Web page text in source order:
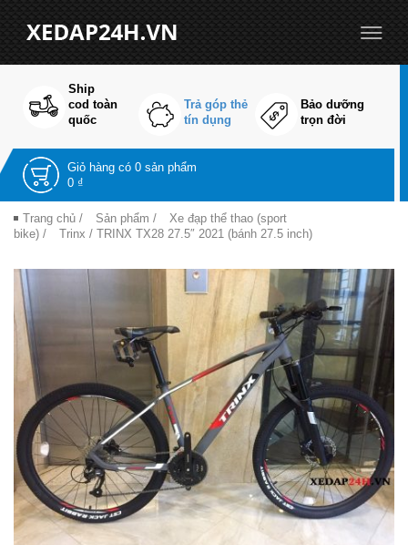
Ship
cod toàn
quốc
Trả góp thẻ
tín dụng
Bảo dưỡng
trọn đời
Giỏ hàng có 0 sản phẩm
0 ₫
Trang chủ / Sản phẩm /
Xe đạp thể thao (sport
bike) / Trinx / TRINX TX28 27.5″ 2021 (bánh 27.5 inch)